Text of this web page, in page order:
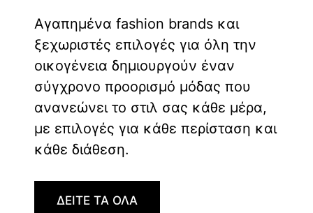
Αγαπημένα fashion brands και
ξεχωριστές επιλογές για όλη την
οικογένεια δημιουργούν έναν
σύγχρονο προορισμό μόδας που
ανανεώνει το στιλ σας κάθε μέρα,
με επιλογές για κάθε περίσταση και
κάθε διάθεση.
ΔΕΙΤΕ ΤΑ ΟΛΑ